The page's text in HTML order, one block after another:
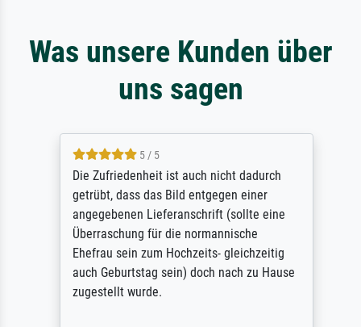
Was unsere Kunden über
uns sagen
5 / 5
Die Zufriedenheit ist auch nicht dadurch
getrübt, dass das Bild entgegen einer
angegebenen Lieferanschrift (sollte eine
Überraschung für die normannische
Ehefrau sein zum Hochzeits- gleichzeitig
auch Geburtstag sein) doch nach zu Hause
zugestellt wurde.